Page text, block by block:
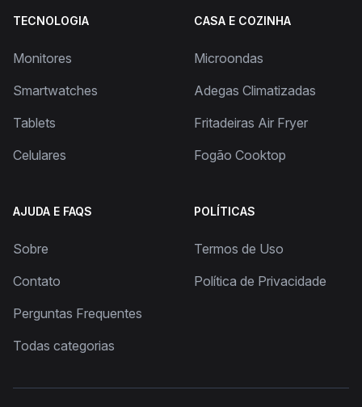
TECNOLOGIA
Monitores
Smartwatches
Tablets
Celulares
CASA E COZINHA
Microondas
Adegas Climatizadas
Fritadeiras Air Fryer
Fogão Cooktop
AJUDA E FAQS
Sobre
Contato
Perguntas Frequentes
Todas categorias
POLÍTICAS
Termos de Uso
Política de Privacidade